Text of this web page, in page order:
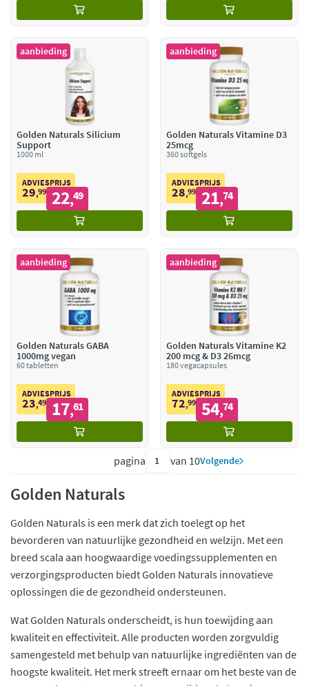
aanbieding
Golden Naturals Silicium
Support
1000 ml
ADVIESPRIJS
29,99 22,49
aanbieding
Golden Naturals Vitamine D3
25mcg
360 softgels
ADVIESPRIJS
28,99 21,74
aanbieding
Golden Naturals GABA
1000mg vegan
60 tabletten
ADVIESPRIJS
23,49 17,61
aanbieding
Golden Naturals Vitamine K2
200 mcg & D3 26mcg
180 vegacapsules
ADVIESPRIJS
72,99 54,74
pagina van 10Volgende
Golden Naturals
Golden Naturals is een merk dat zich toelegt op het
bevorderen van natuurlijke gezondheid en welzijn. Met een
breed scala aan hoogwaardige voedingssupplementen en
verzorgingsproducten biedt Golden Naturals innovatieve
oplossingen die de gezondheid ondersteunen.
Wat Golden Naturals onderscheidt, is hun toewijding aan
kwaliteit en effectiviteit. Alle producten worden zorgvuldig
samengesteld met behulp van natuurlijke ingrediënten van de
hoogste kwaliteit. Het merk streeft ernaar om het beste van de